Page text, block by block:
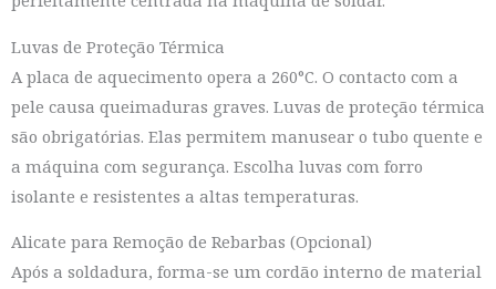
Luvas de Proteção Térmica
A placa de aquecimento opera a 260°C. O contacto com a
pele causa queimaduras graves. Luvas de proteção térmica
são obrigatórias. Elas permitem manusear o tubo quente e
a máquina com segurança. Escolha luvas com forro
isolante e resistentes a altas temperaturas.
Alicate para Remoção de Rebarbas (Opcional)
Após a soldadura, forma-se um cordão interno de material